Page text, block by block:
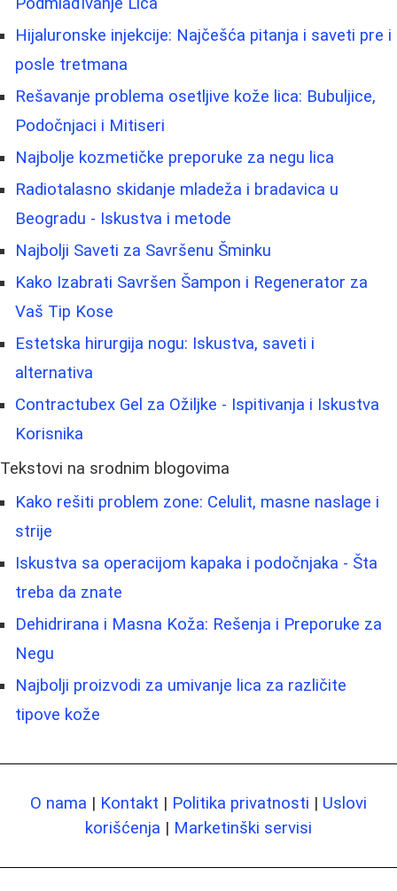
Hijaluronske injekcije: Najčešća pitanja i saveti pre i
posle tretmana
Rešavanje problema osetljive kože lica: Bubuljice,
Podočnjaci i Mitiseri
Najbolje kozmetičke preporuke za negu lica
Radiotalasno skidanje mladeža i bradavica u
Beogradu - Iskustva i metode
Najbolji Saveti za Savršenu Šminku
Kako Izabrati Savršen Šampon i Regenerator za
Vaš Tip Kose
Estetska hirurgija nogu: Iskustva, saveti i
alternativa
Contractubex Gel za Ožiljke - Ispitivanja i Iskustva
Korisnika
Tekstovi na srodnim blogovima
Kako rešiti problem zone: Celulit, masne naslage i
strije
Iskustva sa operacijom kapaka i podočnjaka - Šta
treba da znate
Dehidrirana i Masna Koža: Rešenja i Preporuke za
Negu
Najbolji proizvodi za umivanje lica za različite
tipove kože
O nama | Kontakt | Politika privatnosti | Uslovi
korišćenja | Marketinški servisi